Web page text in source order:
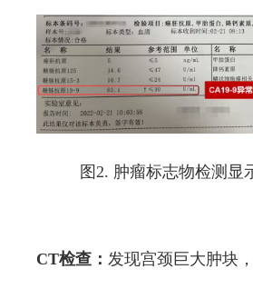
图2. 肿瘤标志物检测显
CT检查： 发现宫颈巨大肿块